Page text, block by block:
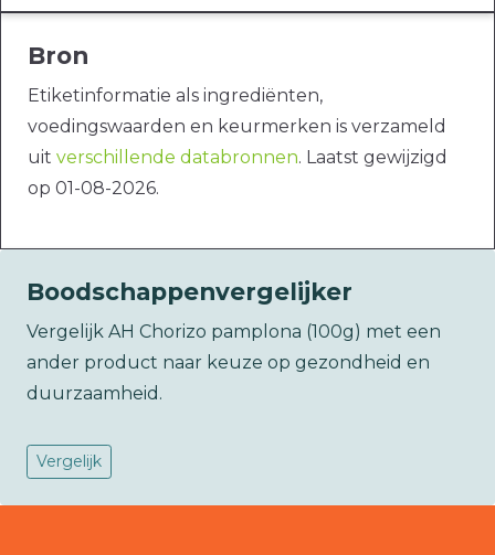
Bron
Etiketinformatie als ingrediënten,
voedingswaarden en keurmerken is verzameld
uit verschillende databronnen. Laatst gewijzigd
op 01-08-2026.
Boodschappenvergelijker
Vergelijk AH Chorizo pamplona (100g) met een
ander product naar keuze op gezondheid en
duurzaamheid.
Vergelijk